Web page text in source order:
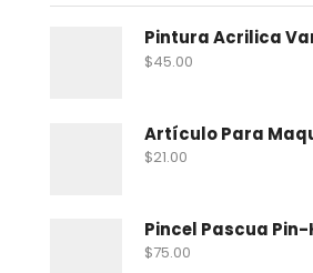
$45.00
$21.00
$75.00